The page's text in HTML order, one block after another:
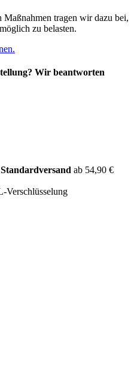
tragen wir dazu bei,
zu belasten.
Wir beantworten
ab 54,90 €
Verschlüsselung